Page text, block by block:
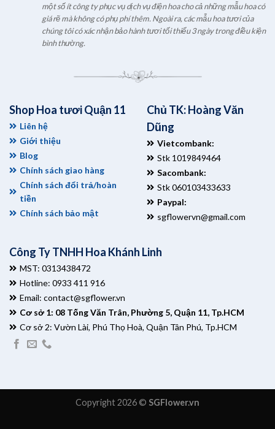
một số ít công ty phục vụ dịch vụ điện hoa cho cả những mẫu hoa có
giá rẽ mà không có phụ phí thêm. Ngoài ra, các mẫu hoa tươi của
chúng tôi có xác nhận bảo hành tươi tối thiểu 3 ngày trong điều kiện
bình thường.
Shop Hoa tươi Quận 11
Liên hệ
Giới thiệu
Blog
Chính sách giao hàng
Chính sách đổi trả/hoàn
tiền
Chính sách bảo mật
Chủ TK: Hoàng Văn
Dũng
Vietcombank:
Stk 1019849464
Sacombank:
Stk 060103433633
Paypal:
sgflowervn@gmail.com
Công Ty TNHH Hoa Khánh Linh
MST: 0313438472
Hotline: 0933 411 916
Email: contact@sgflower.vn
Cơ sở 1: 08 Tống Văn Trân, Phường 5, Quận 11, Tp.HCM
Cơ sở 2: Vườn Lài, Phú Thọ Hoà, Quận Tân Phú, Tp.HCM
Copyright 2026 © SGFlower.vn